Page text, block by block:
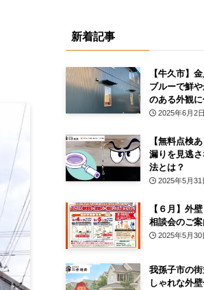
新着記事
【牛久市】
ブルーで鮮
のある外観に
2025年6月2日
【無料点検
漏りを見逃
法とは？
2025年5月31
【６月】外
相談会のご案
2025年5月30
我孫子市の
しゃれな外